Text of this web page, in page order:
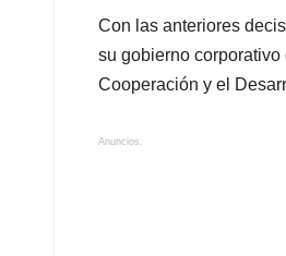
Con las anteriores
su gobierno
Cooperación y el
Anuncios.